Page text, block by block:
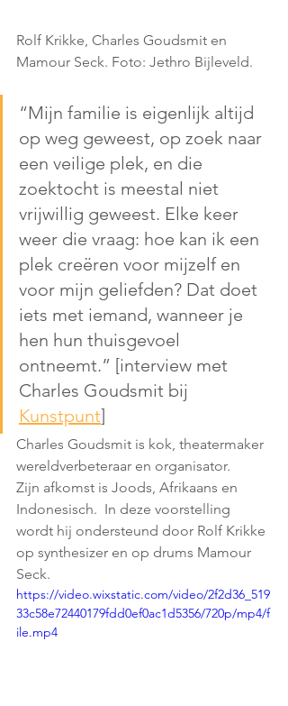
Rolf Krikke, Charles Goudsmit en
Mamour Seck. Foto: Jethro Bijleveld.
“Mijn familie is eigenlijk altijd
op weg geweest, op zoek naar
een veilige plek, en die
zoektocht is meestal niet
vrijwillig geweest. Elke keer
weer die vraag: hoe kan ik een
plek creëren voor mijzelf en
voor mijn geliefden? Dat doet
iets met iemand, wanneer je
hen hun thuisgevoel
ontneemt.” [interview met
Charles Goudsmit bij
Kunstpunt]
Charles Goudsmit is kok, theatermaker
wereldverbeteraar en organisator.
Zijn afkomst is Joods, Afrikaans en
Indonesisch.  In deze voorstelling
wordt hij ondersteund door Rolf Krikke
op synthesizer en op drums Mamour
Seck.
https://video.wixstatic.com/video/2f2d36_519
33c58e72440179fdd0ef0ac1d5356/720p/mp4/f
ile.mp4